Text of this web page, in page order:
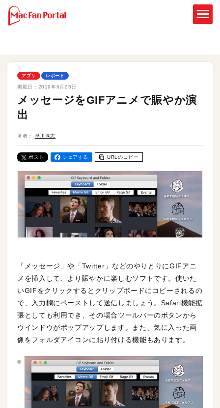
アプリ レポート
掲載日： 2019年6月25日
メッセージをGIFアニメで賑やか演
出
著者： 早川厚志
ポスト シェアする URLのコピー
「メッセージ」や「Twitter」などのやりとりにGIFアニ
メを挿入して、より賑やかに楽しむソフトです。使いた
いGIFをクリックするとクリップボードにコピーされるの
で、入力欄にペーストして送信しましょう。Safari機能拡
張としても利用でき、その場合ツールバーのボタンから
ウインドウがポップアップします。また、気に入った画
像をフォルダアイコンに貼り付ける機能もあります。